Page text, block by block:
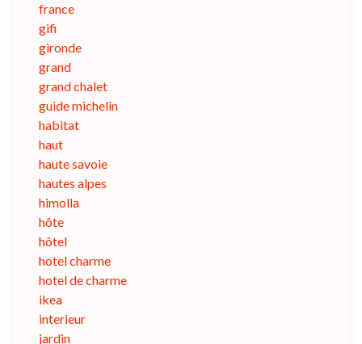
france
gifi
gironde
grand
grand chalet
guide michelin
habitat
haut
haute savoie
hautes alpes
himolla
hôte
hôtel
hotel charme
hotel de charme
ikea
interieur
jardin